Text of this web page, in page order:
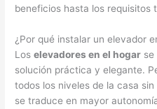
beneficios hasta los requisitos
¿Por qué instalar un elevador
Loselevadores en el hogar se
solución práctica y elegante.
todos los niveles de la casa
se traduce en mayor